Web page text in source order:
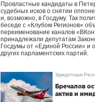
Провластные кандидаты в
судебных исков о снятии
и, возможно, в Госдуму. Так
беседе с «Клубом Регионов»
переименование каналов
принадлежали депутатам
Госдумы от «Единой России» и
других парламентских партий.
Удмуртская
Бречалов
актив и